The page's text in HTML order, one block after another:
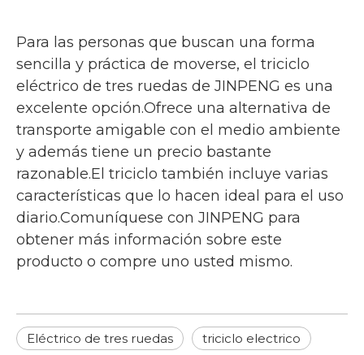
Para las personas que buscan una forma
sencilla y práctica de moverse, el triciclo
eléctrico de tres ruedas de JINPENG es una
excelente opción.Ofrece una alternativa de
transporte amigable con el medio ambiente
y además tiene un precio bastante
razonable.El triciclo también incluye varias
características que lo hacen ideal para el uso
diario.Comuníquese con JINPENG para
obtener más información sobre este
producto o compre uno usted mismo.
Eléctrico de tres ruedas triciclo electrico